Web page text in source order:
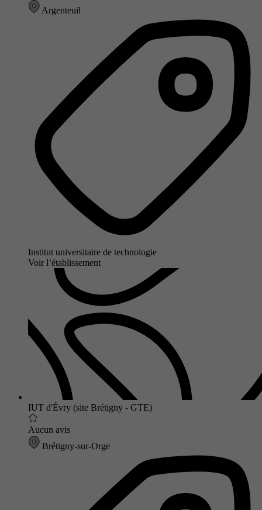
Argenteuil
Institut universitaire de technologie
Voir l’établissement
IUT d'Évry (site Brétigny - GTE)
Aucun avis
Brétigny-sur-Orge